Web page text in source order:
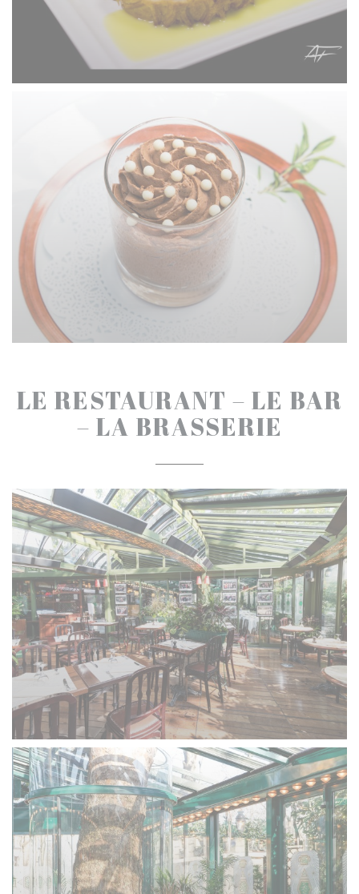
LE RESTAURANT – LE BAR
– LA BRASSERIE